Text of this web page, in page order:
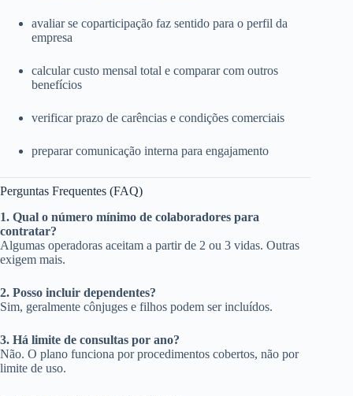
avaliar se coparticipação faz sentido para o perfil da
empresa
calcular custo mensal total e comparar com outros
benefícios
verificar prazo de carências e condições comerciais
preparar comunicação interna para engajamento
Perguntas Frequentes (FAQ)
1. Qual o número mínimo de colaboradores para
contratar?
Algumas operadoras aceitam a partir de 2 ou 3 vidas. Outras
exigem mais.
2. Posso incluir dependentes?
Sim, geralmente cônjuges e filhos podem ser incluídos.
3. Há limite de consultas por ano?
Não. O plano funciona por procedimentos cobertos, não por
limite de uso.